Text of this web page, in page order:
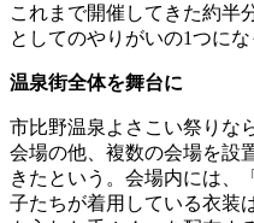
これまで開催してきた約半
としてのやりがいの1つに
温泉街全体を舞台に
市比野温泉よさこい祭りな
会場の他、複数の会場を設
きたという。会場内には、
子たちが着用している衣装